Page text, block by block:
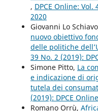
, DPCE Online: Vol.
2020
Giovanni Lo
nuovo obiettivo
delle politiche
39 No. 2 (2019):
Simone Pitto, La
e indicazione di
tutela dei
(2019): DPCE
Romano Orrù,